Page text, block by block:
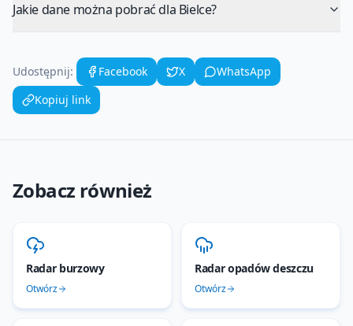
Jakie dane można pobrać dla Bielce?
Udostępnij: Facebook X
WhatsApp
Kopiuj link
Zobacz również
Radar burzowy
Otwórz
Radar opadów deszczu
Otwórz